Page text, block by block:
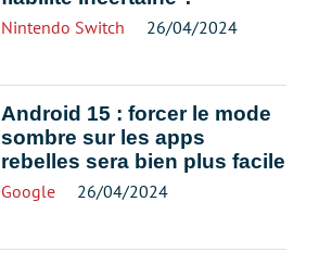
Nintendo Switch 26/04/2024
Android 15 : forcer le mode
sombre sur les apps
rebelles sera bien plus facile
Google 26/04/2024